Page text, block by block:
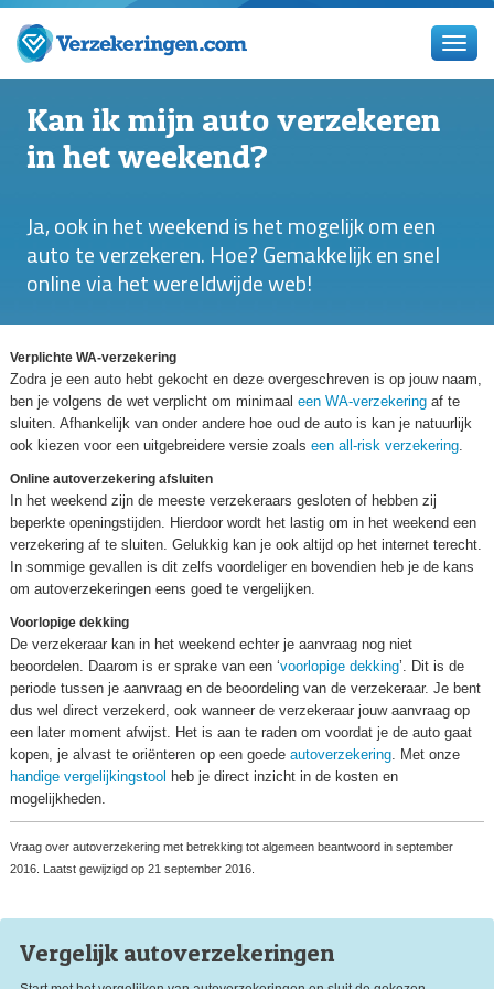
Kan ik mijn auto verzekeren
in het weekend?
Ja, ook in het weekend is het mogelijk om een
auto te verzekeren. Hoe? Gemakkelijk en snel
online via het wereldwijde web!
Verplichte WA-verzekering
Zodra je een auto hebt gekocht en deze overgeschreven is op jouw naam,
ben je volgens de wet verplicht om minimaal een WA-verzekering af te
sluiten. Afhankelijk van onder andere hoe oud de auto is kan je natuurlijk
ook kiezen voor een uitgebreidere versie zoals een all-risk verzekering.
Online autoverzekering afsluiten
In het weekend zijn de meeste verzekeraars gesloten of hebben zij
beperkte openingstijden. Hierdoor wordt het lastig om in het weekend een
verzekering af te sluiten. Gelukkig kan je ook altijd op het internet terecht.
In sommige gevallen is dit zelfs voordeliger en bovendien heb je de kans
om autoverzekeringen eens goed te vergelijken.
Voorlopige dekking
De verzekeraar kan in het weekend echter je aanvraag nog niet
beoordelen. Daarom is er sprake van een ‘voorlopige dekking’. Dit is de
periode tussen je aanvraag en de beoordeling van de verzekeraar. Je bent
dus wel direct verzekerd, ook wanneer de verzekeraar jouw aanvraag op
een later moment afwijst. Het is aan te raden om voordat je de auto gaat
kopen, je alvast te oriënteren op een goede autoverzekering. Met onze
handige vergelijkingstool heb je direct inzicht in de kosten en
mogelijkheden.
Vraag over autoverzekering met betrekking tot algemeen beantwoord in september
2016. Laatst gewijzigd op 21 september 2016.
Vergelijk autoverzekeringen